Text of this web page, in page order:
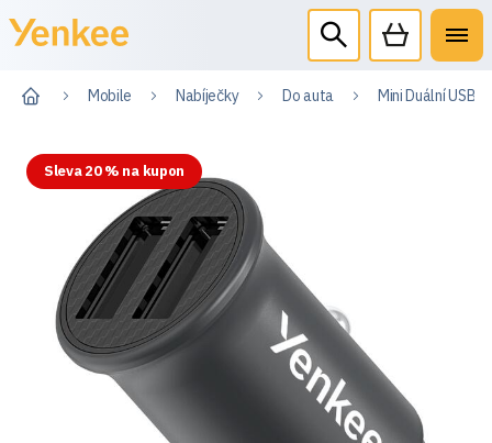
Mobile Nabíječky Do auta Mini Duální USB
Sleva 20 % na kupon